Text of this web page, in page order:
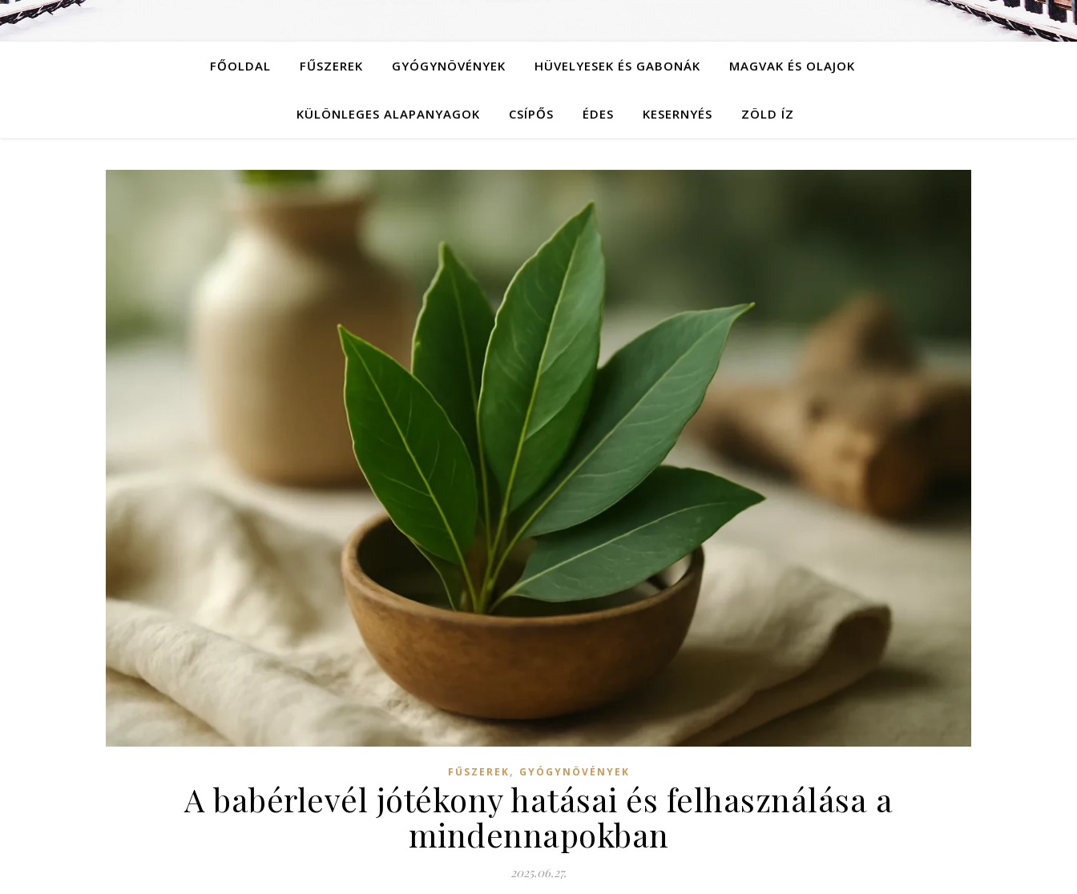
FŐOLDAL FŰSZEREK GYÓGYNÖVÉNYEK HÜVELYESEK ÉS GABONÁK MAGVAK ÉS OLAJOK
KÜLÖNLEGES ALAPANYAGOK CSÍPŐS ÉDES KESERNYÉS ZÖLD ÍZ
FŰSZEREK, GYÓGYNÖVÉNYEK
A babérlevél jótékony hatásai és felhasználása a
mindennapokban
2025.06.27.